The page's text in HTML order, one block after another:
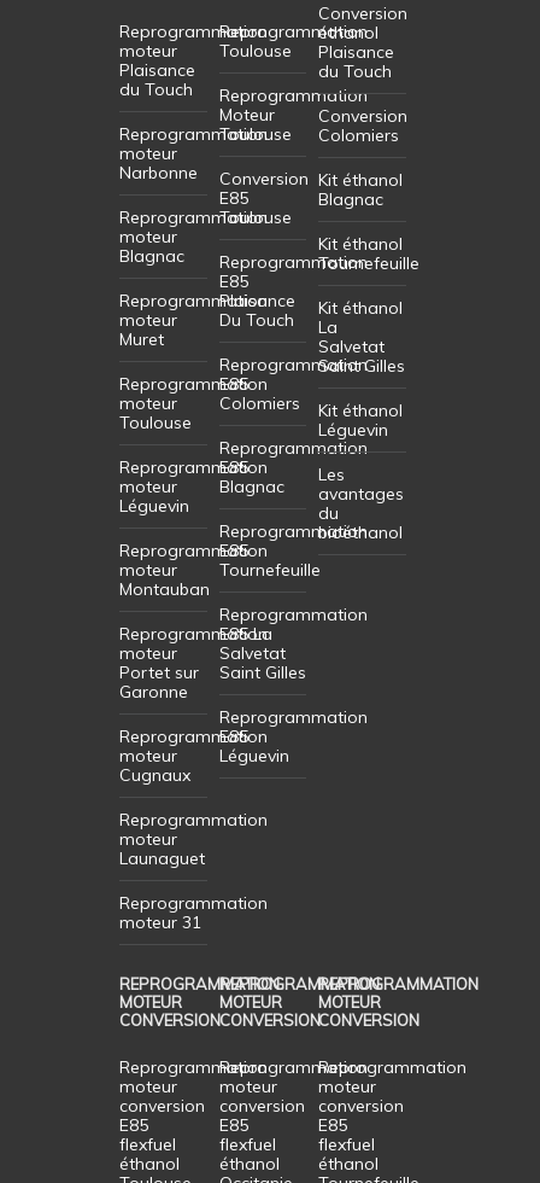
Reprogrammation
moteur
Plaisance
du Touch
Reprogrammation
moteur
Narbonne
Reprogrammation
moteur
Blagnac
Reprogrammation
moteur
Muret
Reprogrammation
moteur
Toulouse
Reprogrammation
moteur
Léguevin
Reprogrammation
moteur
Montauban
Reprogrammation
moteur
Portet sur
Garonne
Reprogrammation
moteur
Cugnaux
Reprogrammation
moteur
Launaguet
Reprogrammation
moteur 31
Reprogrammation
Toulouse
Reprogrammation
Moteur
Toulouse
Conversion
E85
Toulouse
Reprogrammation
E85
Plaisance
Du Touch
Reprogrammation
E85
Colomiers
Reprogrammation
E85
Blagnac
Reprogrammation
E85
Tournefeuille
Reprogrammation
E85 La
Salvetat
Saint Gilles
Reprogrammation
E85
Léguevin
Conversion
éthanol
Plaisance
du Touch
Conversion
Colomiers
Kit éthanol
Blagnac
Kit éthanol
Tournefeuille
Kit éthanol
La
Salvetat
Saint Gilles
Kit éthanol
Léguevin
Les
avantages
du
bioéthanol
REPROGRAMMATION
MOTEUR
CONVERSION
Reprogrammation
moteur
conversion
E85
flexfuel
éthanol
REPROGRAMMATION
MOTEUR
CONVERSION
Reprogrammation
moteur
conversion
E85
flexfuel
éthanol
REPROGRAMMATION
MOTEUR
CONVERSION
Reprogrammation
moteur
conversion
E85
flexfuel
éthanol